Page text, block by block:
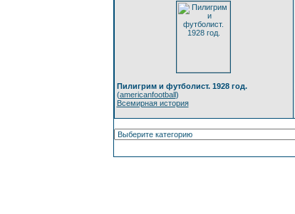
Пилигрим и футболист. 1928 год.
(americanfootball)
Всемирная история